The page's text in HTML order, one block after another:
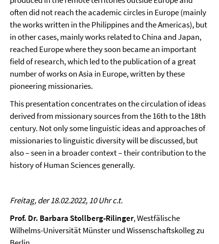
often did not reach the academic circles in Europe (mainly
the works written in the Philippines and the Americas), but
in other cases, mainly works related to China and Japan,
reached Europe where they soon became an important
field of research, which led to the publication of a great
number of works on Asia in Europe, written by these
pioneering missionaries.
This presentation concentrates on the circulation of ideas
derived from missionary sources from the 16th to the 18th
century. Not only some linguistic ideas and approaches of
missionaries to linguistic diversity will be discussed, but
also – seen in a broader context – their contribution to the
history of Human Sciences generally.
Freitag, der 18.02.2022, 10 Uhr c.t.
Prof. Dr. Barbara Stollberg-Rilinger, Westfälische
Wilhelms-Universität Münster und Wissenschaftskolleg zu